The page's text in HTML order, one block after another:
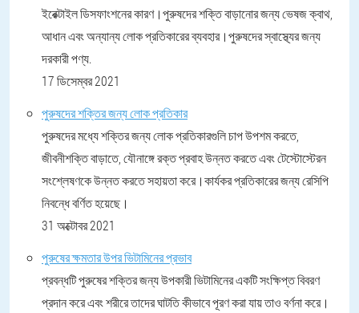
ইরেক্টাইল ডিসফাংশনের কারণ।পুরুষদের শক্তি বাড়ানোর জন্য ভেষজ ক্বাথ,
আধান এবং অন্যান্য লোক প্রতিকারের ব্যবহার।পুরুষদের স্বাস্থ্যের জন্য
দরকারী পণ্য.
17 ডিসেম্বর 2021
পুরুষদের শক্তির জন্য লোক প্রতিকার
পুরুষদের মধ্যে শক্তির জন্য লোক প্রতিকারগুলি চাপ উপশম করতে,
জীবনীশক্তি বাড়াতে, যৌনাঙ্গে রক্ত ​​​​প্রবাহ উন্নত করতে এবং টেস্টোস্টেরন
সংশ্লেষণকে উন্নত করতে সহায়তা করে।কার্যকর প্রতিকারের জন্য রেসিপি
নিবন্ধে বর্ণিত হয়েছে।
31 অক্টোবর 2021
পুরুষের ক্ষমতার উপর ভিটামিনের প্রভাব
প্রবন্ধটি পুরুষের শক্তির জন্য উপকারী ভিটামিনের একটি সংক্ষিপ্ত বিবরণ
প্রদান করে এবং শরীরে তাদের ঘাটতি কীভাবে পূরণ করা যায় তাও বর্ণনা করে।